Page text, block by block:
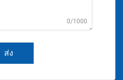
0/1000
ส่ง